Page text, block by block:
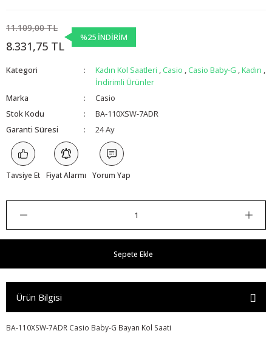
11.109,00 TL
8.331,75 TL
%25 İNDİRİM
Kategori Kadın Kol Saatleri , Casio , Casio Baby-G ,Kadın ,
İndirimli Ürünler
Marka
Casio
Stok Kodu
BA-110XSW-7ADR
Garanti Süresi
24 Ay
Tavsiye Et Fiyat Alarmı Yorum Yap
Sepete Ekle
Ürün Bilgisi
BA-110XSW-7ADR Casio Baby-G Bayan Kol Saati